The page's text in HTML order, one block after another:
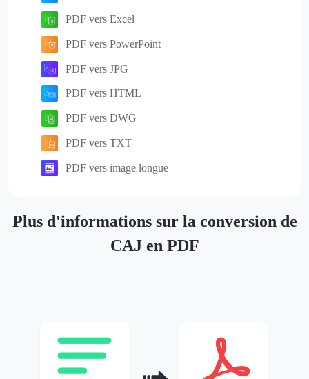
PDF vers Excel
PDF vers PowerPoint
PDF vers JPG
PDF vers HTML
PDF vers DWG
PDF vers TXT
PDF vers image longue
Plus d'informations sur la conversion de
CAJ en PDF